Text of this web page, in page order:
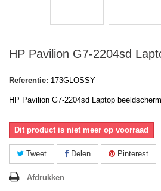
HP Pavilion G7-2204sd
Referentie: 173GLOSSY
HP Pavilion G7-2204sd Laptop
Dit product is niet meer op voorraad
Tweet Delen Pinterest
Afdrukken